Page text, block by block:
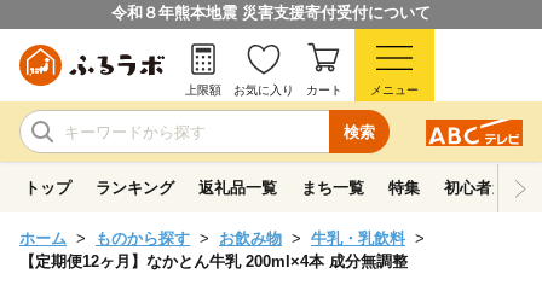
令和８年熊本地震 災害支援寄付受付について
検索
上限額 お気に入り カート メニュー
トップ ランキング 返礼品一覧 まち一覧 特集 初心者ガイド
ホーム ものから探す お飲み物
牛乳・乳飲料
【定期便12ヶ月】なかとん牛乳 200ml×4本 成分無調整